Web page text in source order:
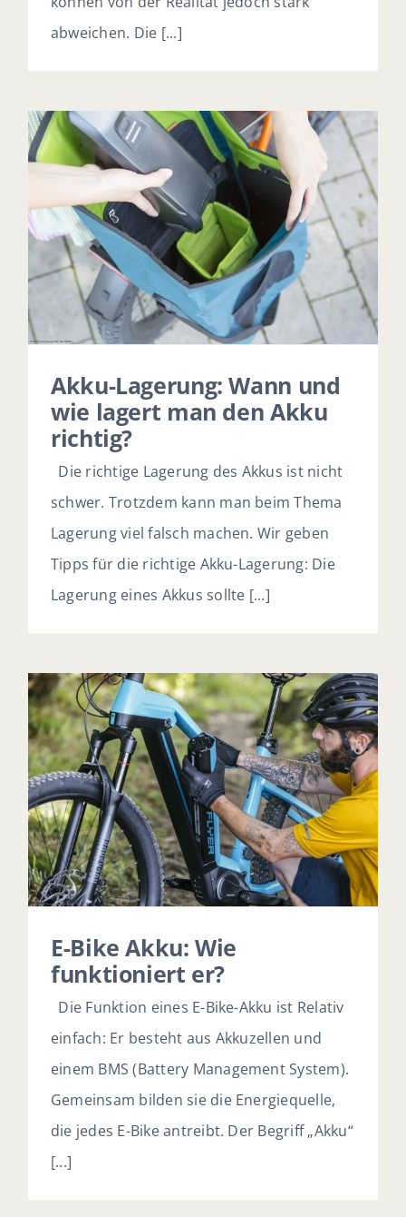
abweichen. Die [...]
Akku-Lagerung: Wann und
wie lagert man den Akku
richtig?
Die richtige Lagerung des Akkus ist nicht
schwer. Trotzdem kann man beim Thema
Lagerung viel falsch machen. Wir geben
Tipps für die richtige Akku-Lagerung: Die
Lagerung eines Akkus sollte [...]
E-Bike Akku: Wie
funktioniert er?
Die Funktion eines E-Bike-Akku ist Relativ
einfach: Er besteht aus Akkuzellen und
einem BMS (Battery Management System).
Gemeinsam bilden sie die Energiequelle,
die jedes E-Bike antreibt. Der Begriff „Akku“
[...]